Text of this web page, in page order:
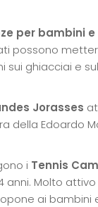
per bambini
possono
sui ghiacciai e
Jorasses
della Edoardo
i Tennis
anni. Molto
ai bambini